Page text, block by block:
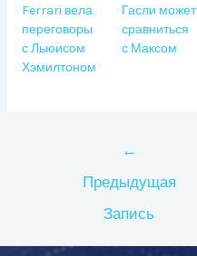
Ferrari вела
переговоры
с Льюисом
Хэмилтоном
Гасли может
сравниться
с Максом
записям
←
Предыдущая
Запись